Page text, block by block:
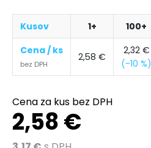
Kusov 1+ 100+
Cena / ks
bez DPH
2,58 €
2,32 €
(-10 %)
Cena za kus bez DPH
2,58 €